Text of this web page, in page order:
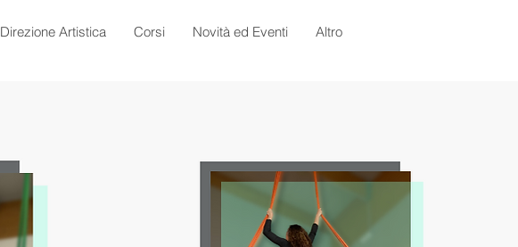
Direzione Artistica Corsi Novità ed Eventi Altro